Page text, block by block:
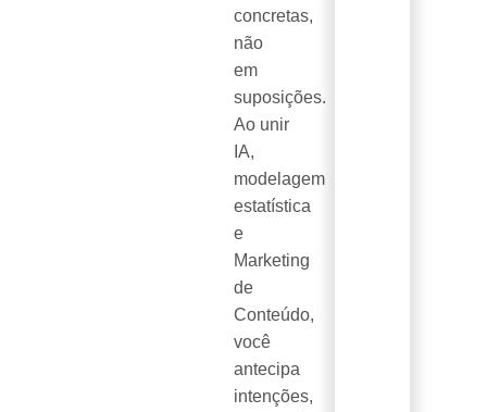
concretas,
não
em
suposições.
Ao unir
IA,
modelagem
estatística
e
Marketing
de
Conteúdo,
você
antecipa
intenções,